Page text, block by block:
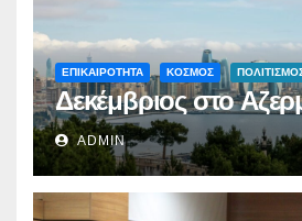
ΕΠΙΚΑΙΡΟΤΗΤΑ ΚΟΣΜΟΣ
Δεκέμβριος στο
ADMIN